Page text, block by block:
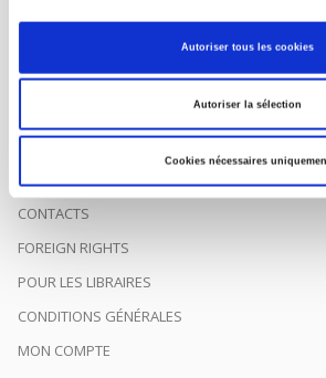
Autoriser tous les cookies
Autoriser la sélection
Cookies nécessaires
Maison d'édition dédiée aux sciences
à la transmission des savoirs et des idées
CONTACTS
FOREIGN RIGHTS
POUR LES LIBRAIRES
CONDITIONS GÉNÉRALES
MON COMPTE